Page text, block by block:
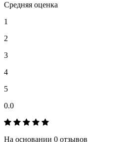
Средняя оценка
1
2
3
4
5
0.0
На основании 0 отзывов